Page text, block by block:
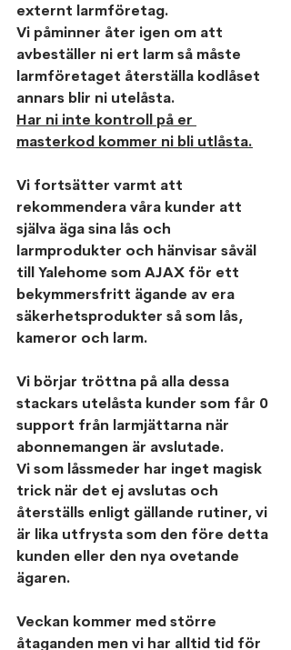
externt larmföretag.
Vi påminner åter igen om att
avbeställer ni ert larm så måste
larmföretaget återställa kodlåset
annars blir ni utelåsta.
Har ni inte kontroll på er
masterkod kommer ni bli utlåsta.
Vi fortsätter varmt att
rekommendera våra kunder att
själva äga sina lås och
larmprodukter och hänvisar såväl
till Yalehome som AJAX för ett
bekymmersfritt ägande av era
säkerhetsprodukter så som lås,
kameror och larm.
Vi börjar tröttna på alla dessa
stackars utelåsta kunder som får 0
support från larmjättarna när
abonnemangen är avslutade.
Vi som låssmeder har inget magisk
trick när det ej avslutas och
återställs enligt gällande rutiner, vi
är lika utfrysta som den före detta
kunden eller den nya ovetande
ägaren.
Veckan kommer med större
åtaganden men vi har alltid tid för